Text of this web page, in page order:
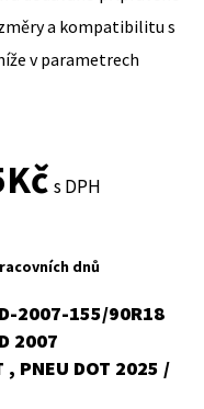
a kompatibilitu s
v parametrech
KčCurrent
is:
4
484,15Kč.
s DPH
dnů
2007-155/90R18
2007
, PNEU DOT 2025 /